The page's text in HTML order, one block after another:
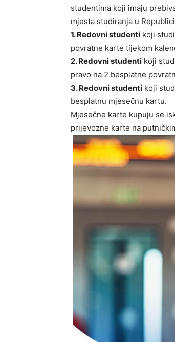
studentima koji imaju
mjesta studiranja u
1. Redovni studenti koji
povratne karte tijekom
2. Redovni studenti koji
pravo na 2 besplatne
3. Redovni studenti koji
besplatnu mjesečnu kartu.
Mjesečne karte kupuju se
prijevozne karte na